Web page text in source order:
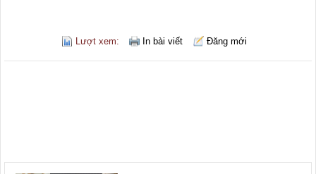
Lượt xem: In bài viết Đăng mới